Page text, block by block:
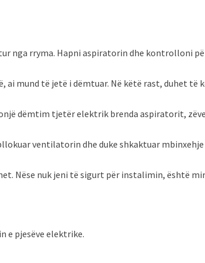
nga rryma. Hapni aspiratorin dhe kontrolloni
ai mund të jetë i dëmtuar. Në këtë rast, duhet të
dëmtim tjetër elektrik brenda aspiratorit,
ventilatorin dhe duke shkaktuar mbinxehje
Nëse nuk jeni të sigurt për instalimin, është
e pjesëve elektrike.